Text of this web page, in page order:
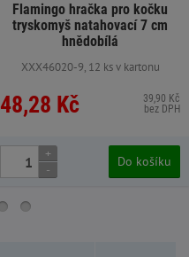
Flamingo hračka pro kočku
tryskomyš natahovací 7 cm
hnědobílá
XXX46020-9, 12 ks v kartonu
48,28 Kč
39,90 Kč
bez DPH
+
-
Do košíku